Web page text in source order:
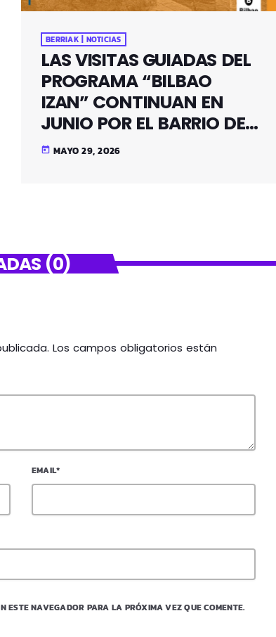
BERRIAK | NOTICIAS
LAS VISITAS GUIADAS DEL
PROGRAMA “BILBAO
IZAN” CONTINUAN EN
JUNIO POR EL BARRIO DE
SANTUTXU
today MAYO 29, 2026
(0)
Los campos obligatorios están
EMAIL*
ESTE NAVEGADOR PARA LA PRÓXIMA VEZ QUE COMENTE.